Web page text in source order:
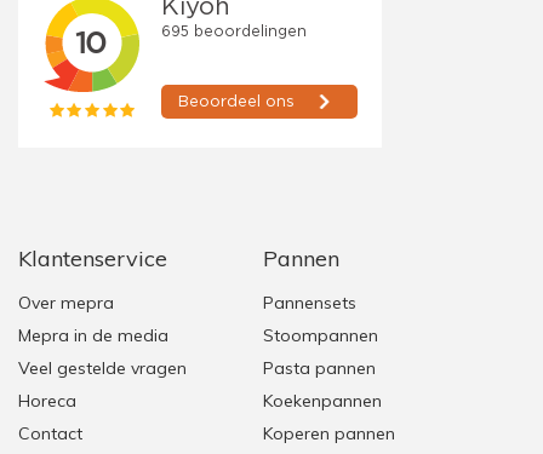
Klantenservice
Over mepra
Mepra in de media
Veel gestelde vragen
Horeca
Contact
Pannen
Pannensets
Stoompannen
Pasta pannen
Koekenpannen
Koperen pannen